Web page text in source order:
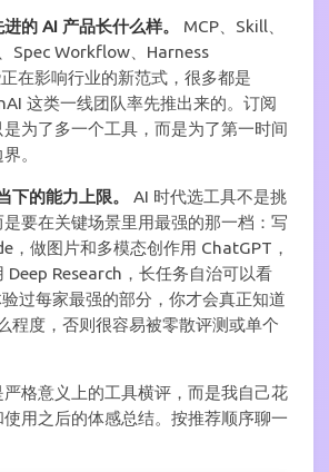
的 AI 产品长什么样。
MCP、Skill、
Spec Workflow、Harness
在影响行业的新范式，很多都是
这类一线团队率先推出来的。订阅
为了多一个工具，而是为了第一时间
。
下的能力上限。
AI 时代选工具不是挑
要在关键场景里用最强的那一档：写
，做图片和多模态创作用 ChatGPT，
Deep Research，长任务自治可以看
过每家最强的部分，你才会真正知道
程度，否则很容易被零散评测或单个
格意义上的工具横评，而是我自己花
用之后的体感总结。按推荐顺序聊一